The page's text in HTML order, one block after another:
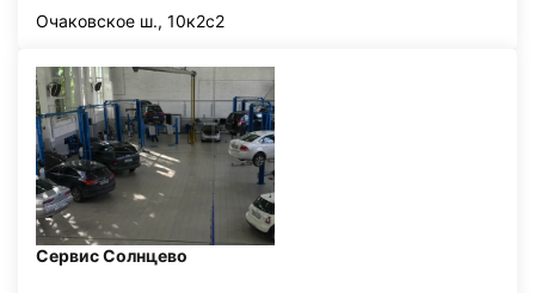
Очаковское ш., 10к2с2
Сервис Солнцево